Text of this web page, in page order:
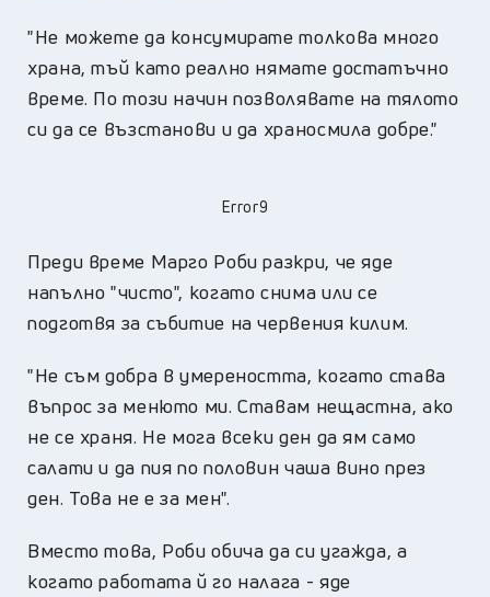
"Не можете да консумирате толкова много
храна, тъй като реално нямате достатъчно
време. По този начин позволявате на тялото
си да се възстанови и да храносмила добре."
Error9
Преди време Марго Роби разкри, че яде
напълно "чисто", когато снима или се
подготвя за събитие на червения килим.
"Не съм добра в умереността, когато става
въпрос за менюто ми. Ставам нещастна, ако
не се храня. Не мога всеки ден да ям само
салати и да пия по половин чаша вино през
ден. Това не е за мен".
Вместо това, Роби обича да си угажда, а
когато работата й го налага - яде